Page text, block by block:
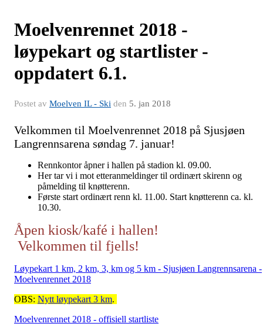
Moelvenrennet 2018 -
løypekart og startlister -
oppdatert 6.1.
Postet av Moelven IL - Ski den 5. jan 2018
Velkommen til Moelvenrennet 2018 på Sjusjøen
Langrennsarena søndag 7. januar!
Rennkontor åpner i hallen på stadion kl. 09.00.
Her tar vi i mot etteranmeldinger til ordinært skirenn og
påmelding til knøtterenn.
Første start ordinært renn kl. 11.00. Start knøtterenn ca. kl.
10.30.
Åpen kiosk/kafé i hallen!
Velkommen til fjells!
Løypekart 1 km, 2 km, 3, km og 5 km - Sjusjøen Langrennsarena -
Moelvenrennet 2018
OBS: Nytt løypekart 3 km.
Moelvenrennet 2018 - offisiell startliste